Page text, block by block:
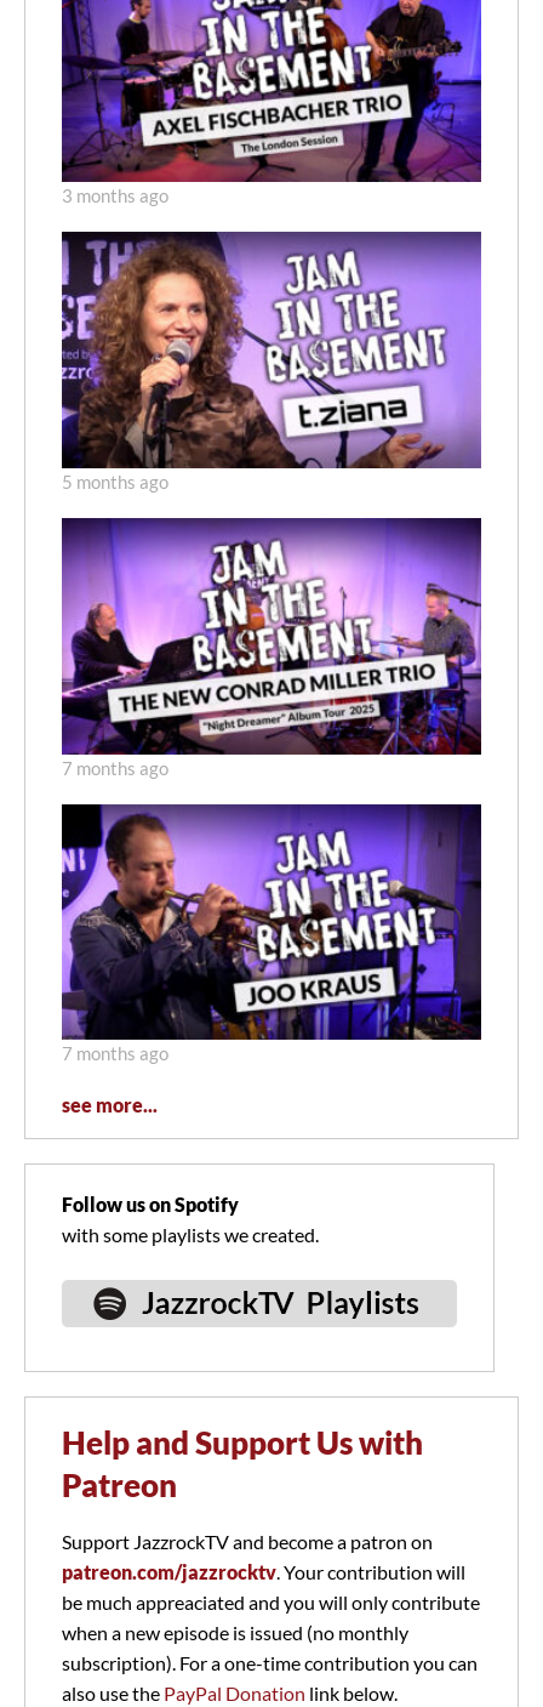
3 months ago
5 months ago
7 months ago
7 months ago
see more...
Follow us on Spotify
with some playlists we created.
Help and Support Us with
Patreon
Support JazzrockTV and become a patron on
patreon.com/jazzrocktv. Your contribution will
be much appreaciated and you will only contribute
when a new episode is issued (no monthly
subscription). For a one-time contribution you can
also use the PayPal Donation link below.